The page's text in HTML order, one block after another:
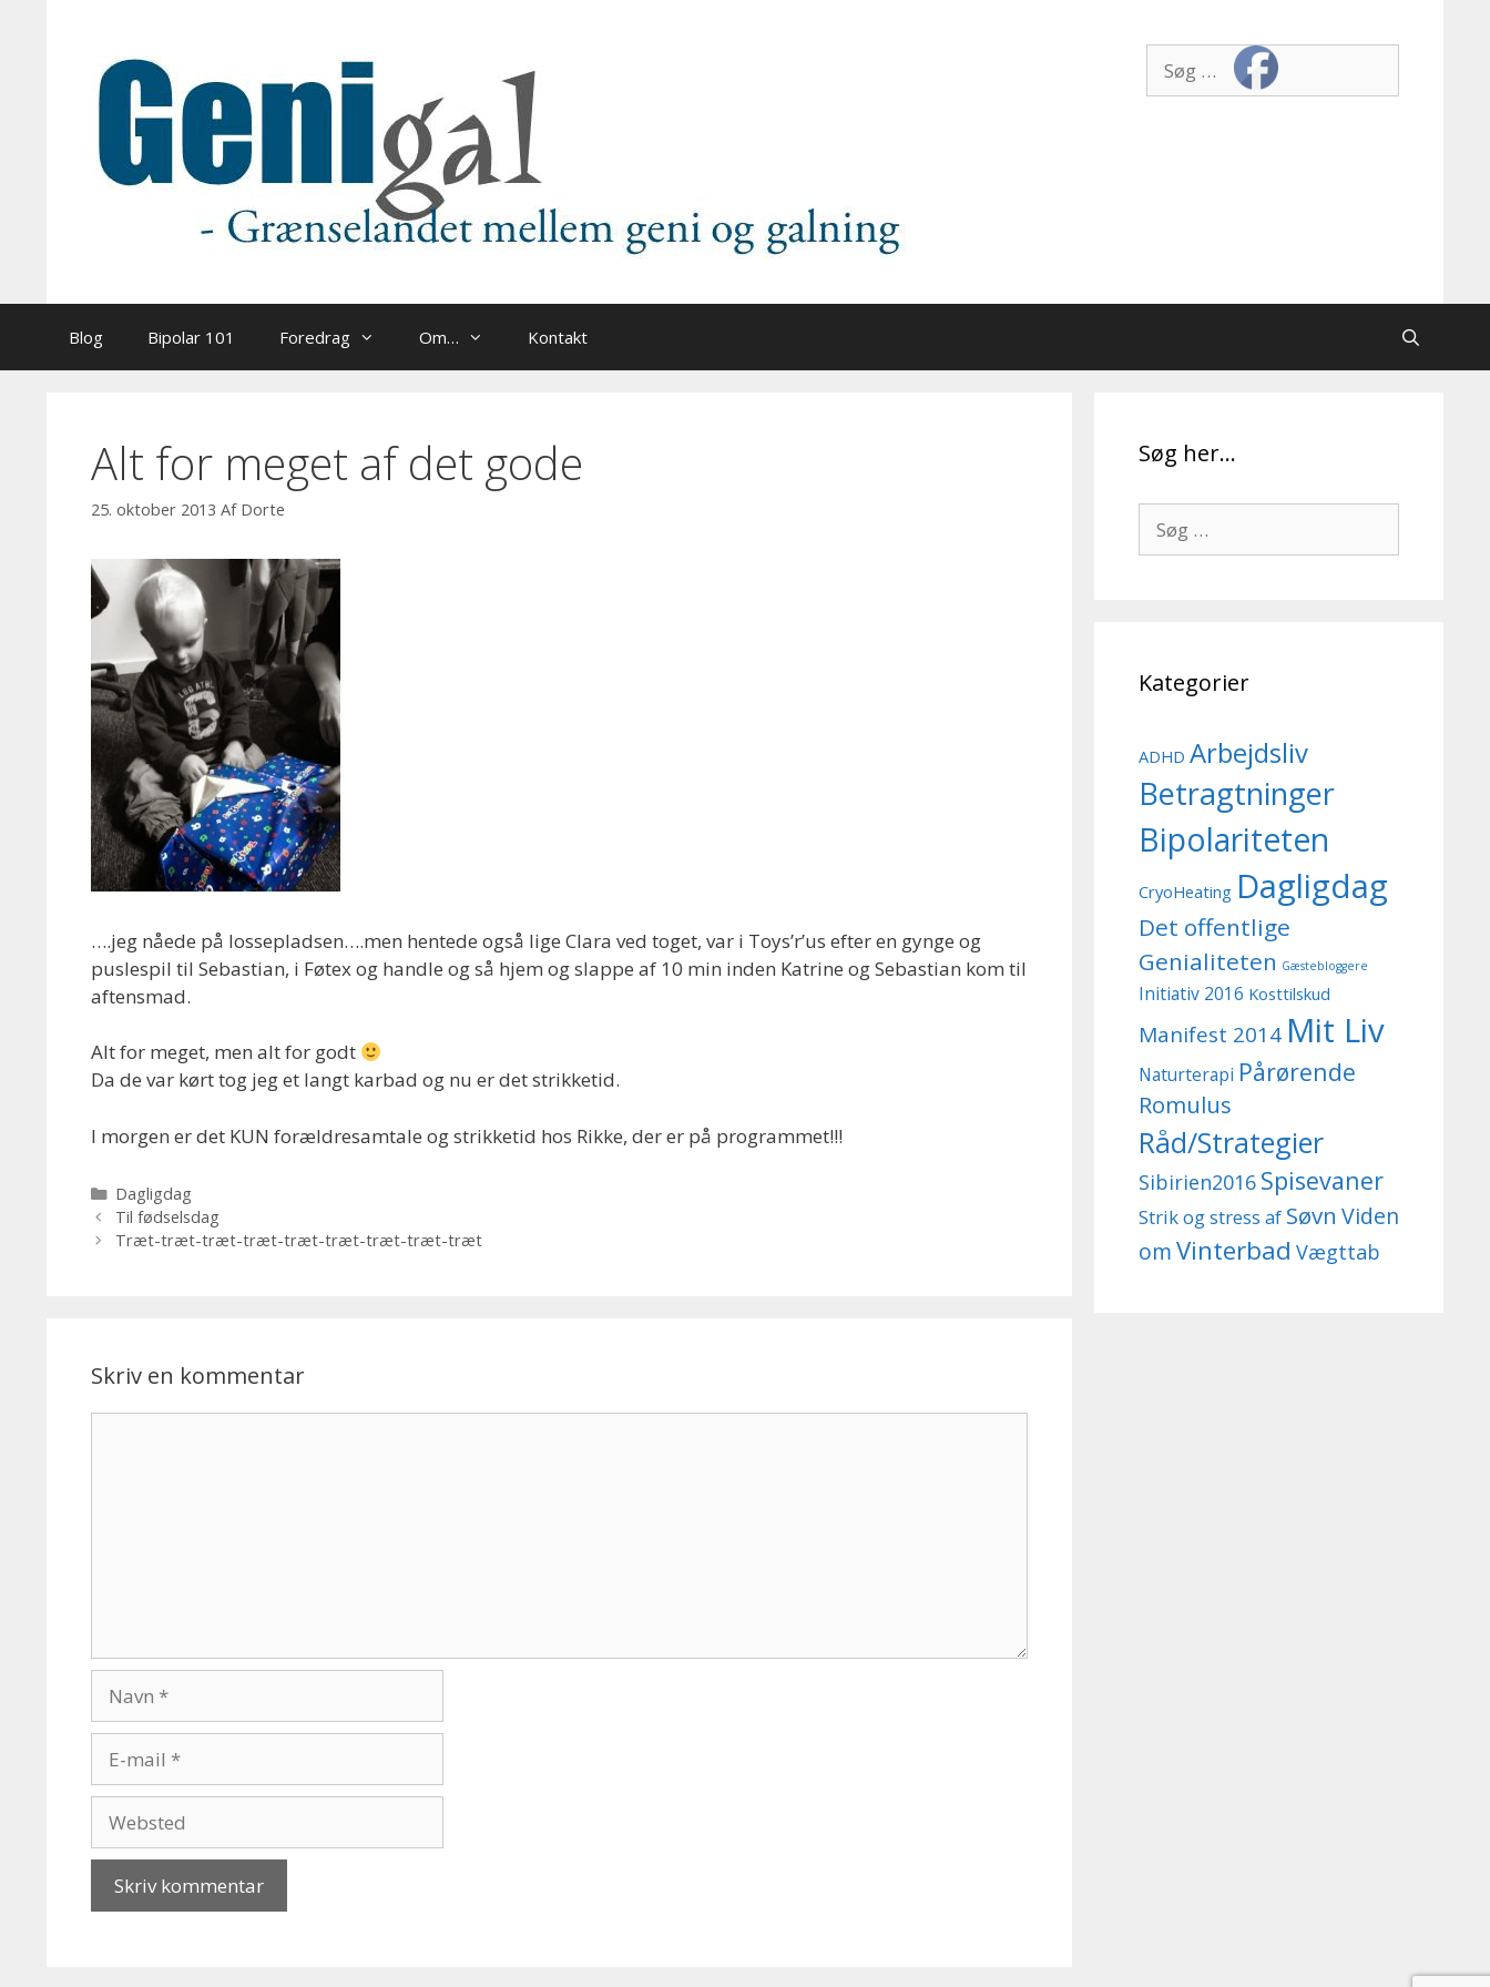
efter:
Blog Bipolar 101 Foredrag Om… Kontakt
Alt for meget af det gode
25. oktober 2013 Af Dorte
….jeg nåede på lossepladsen….men hentede også lige Clara ved toget, var i Toys’r’us efter en gynge og
puslespil til Sebastian, i Føtex og handle og så hjem og slappe af 10 min inden Katrine og Sebastian kom til
aftensmad.
Alt for meget, men alt for godt
Da de var kørt tog jeg et langt karbad og nu er det strikketid.
I morgen er det KUN forældresamtale og strikketid hos Rikke, der er på programmet!!!
Kategorier
Dagligdag
Til fødselsdag
Træt-træt-træt-træt-træt-træt-træt-træt-træt
Skriv en kommentar
mail
Søg her…
efter:
Kategorier
ADHD Arbejdsliv
Betragtninger
Bipolariteten
CryoHeating Dagligdag
Det offentlige
Genialiteten Gæstebloggere
Initiativ 2016 Kosttilskud
Manifest 2014 Mit Liv
Naturterapi Pårørende
Romulus
Råd/Strategier
Sibirien2016 Spisevaner
Strik og stress af Søvn Viden
omVinterbad Vægttab